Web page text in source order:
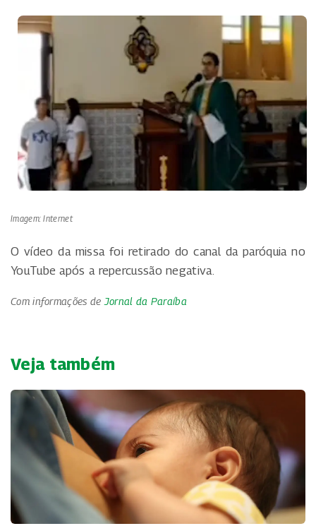
Imagem: Internet
O vídeo da missa foi retirado do canal da paróquia no
YouTube após a repercussão negativa.
Com informações de Jornal da Paraíba
Veja também